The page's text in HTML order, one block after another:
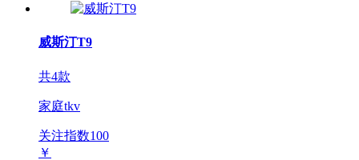
威斯汀T9
共4款
家庭tkv
关注指数100
￥